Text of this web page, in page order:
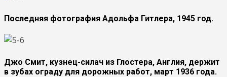
Последняя фотография Адольфа Гитлера, 1945 год.
Джо Смит, кузнец-силач из Глостера, Англия, держит
в зубах ограду для дорожных работ, март 1936 года.